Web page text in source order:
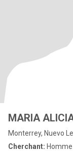
MARIA
Monterrey, Nuevo
Cherchant: